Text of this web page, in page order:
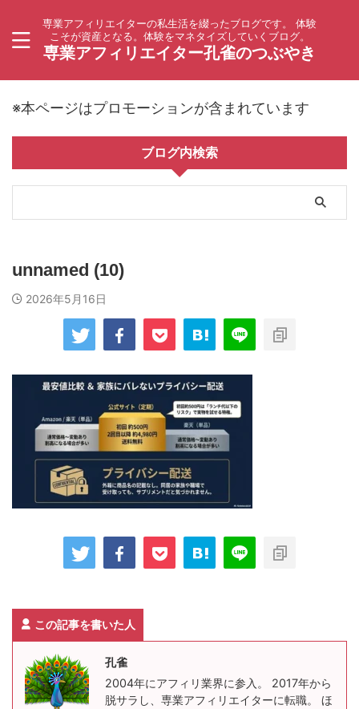
専業アフィリエイターの私生活を綴ったブログです。 体験
こそが資産となる。体験をマネタイズしていくブログ。
専業アフィリエイター孔雀のつぶやき
※本ページはプロモーションが含まれています
ブログ内検索
unnamed (10)
2026年5月16日
この記事を書いた人
孔雀
2004年にアフィリ業界に参入。 2017年から
脱サラし、専業アフィリエイターに転職。 ほ